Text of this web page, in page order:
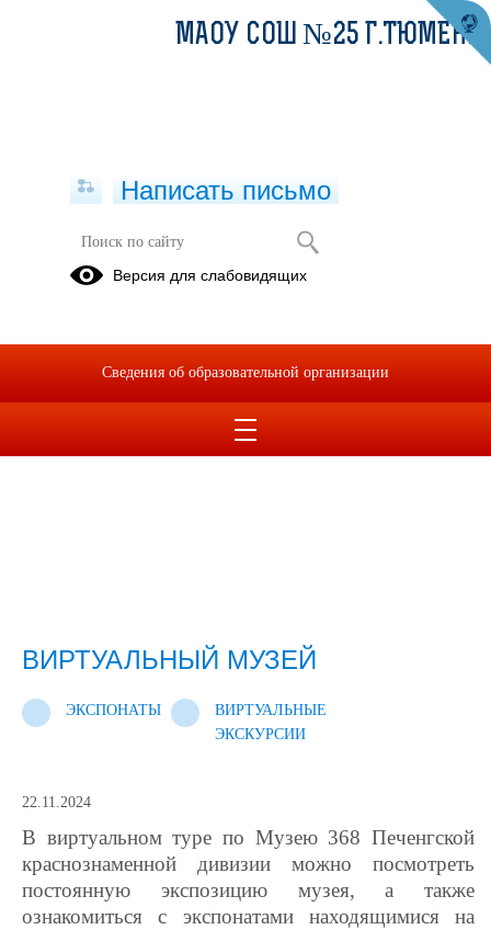
ВИРТУАЛЬНЫЙ МУЗЕЙ
ЭКСПОНАТЫ
ВИРТУАЛЬНЫЕ
ЭКСКУРСИИ
22.11.2024
В виртуальном туре по Музею 368 Печенгской
краснознаменной дивизии можно посмотреть
постоянную экспозицию музея, а также
ознакомиться с экспонатами находящимися на
МАОУ СОШ №25 Г.ТЮМЕНИ
Написать письмо
Версия для слабовидящих
Сведения об образовательной организации